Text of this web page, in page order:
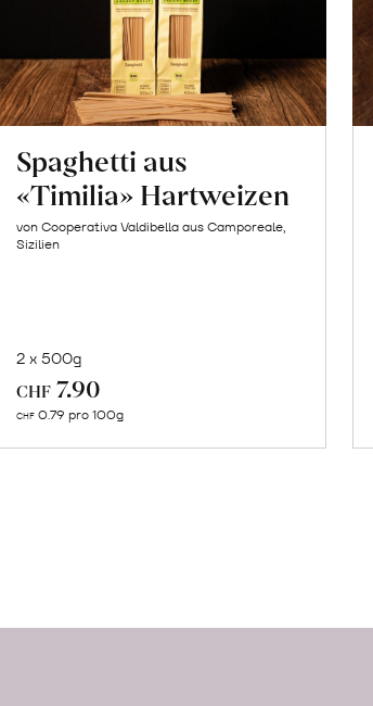
Spaghetti aus
«Timilia» Hartweizen
von Cooperativa Valdibella aus Camporeale,
Sizilien
2 x 500g
CHF 7.90
CHF 0.79 pro 100g